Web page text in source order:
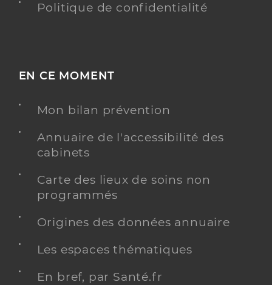
Politique de confidentialité
EN CE MOMENT
Mon bilan prévention
Annuaire de l'accessibilité des
cabinets
Carte des lieux de soins non
programmés
Origines des données annuaire
Les espaces thématiques
En bref, par Santé.fr